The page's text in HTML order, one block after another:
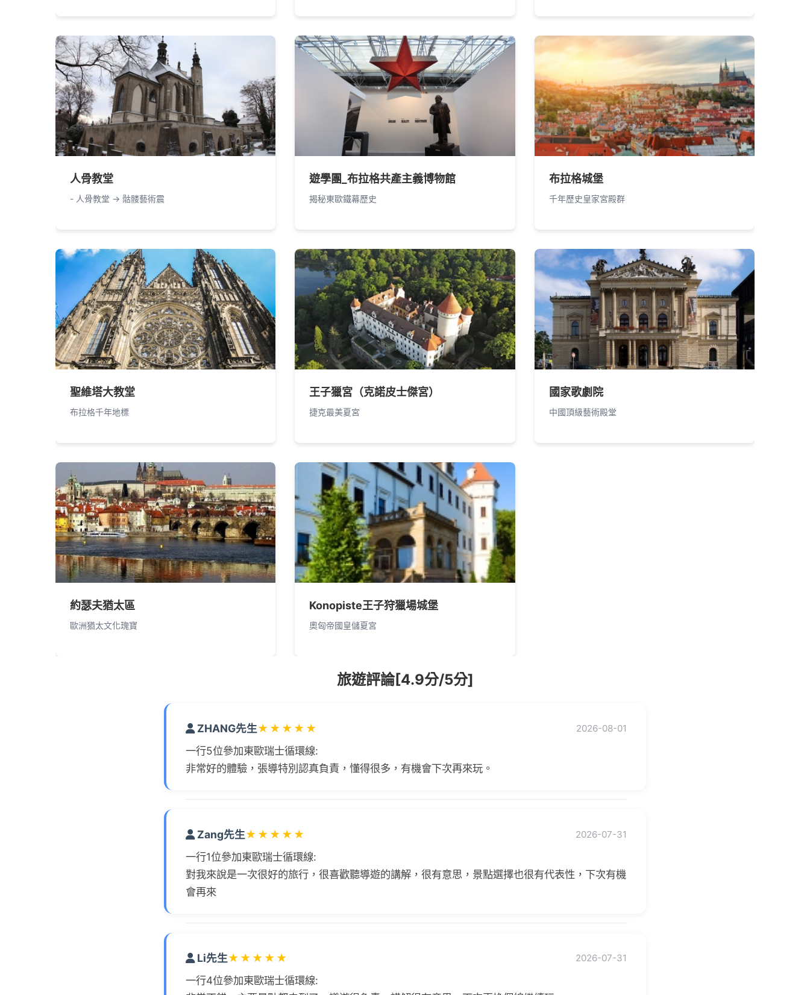
人骨教堂
- 人骨教堂 -> 骷髅藝術震
遊學團_布拉格共產主義博物館
揭秘東歐鐵幕歷史
布拉格城堡
千年歷史皇家宮殿群
聖維塔大教堂
布拉格千年地標
王子獵宮（克諾皮士傑宮）
捷克最美夏宮
國家歌劇院
中國頂級藝術殿堂
約瑟夫猶太區
歐洲猶太文化瑰寶
Konopiste王子狩獵場城堡
奧匈帝國皇儲夏宮
旅遊評論[4.9分/5分]
ZHANG先生★ ★ ★ ★ ★ 2026-08-01
一行5位參加東歐瑞士循環線:
非常好的體驗，張導特別認真負責，懂得很多，有機會下次再來玩。
Zang先生★ ★ ★ ★ ★ 2026-07-31
一行1位參加東歐瑞士循環線:
對我來說是一次很好的旅行，很喜歡聽導遊的講解，很有意思，景點選擇也很有代表性，下次有機
會再來
Li先生★ ★ ★ ★ ★ 2026-07-31
一行4位參加東歐瑞士循環線: